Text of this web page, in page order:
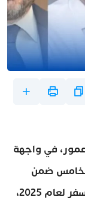
عمور، في واجهة
ضمن
قائمة “فوربس” لأقوى قادة السياحة والسفر لعام 2025،